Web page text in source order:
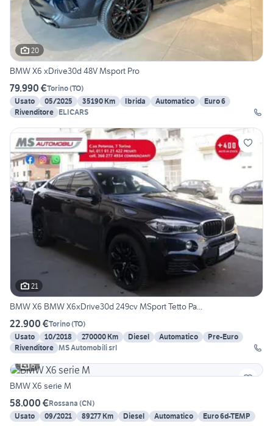
20
BMW X6 xDrive30d 48V Msport Pro
79.990 €Torino(TO)
Usato
05/2025 35190 Km Ibrida Automatico
Euro 6
Rivenditore ELICARS
21
BMW X6 BMW X6xDrive30d 249cv MSport Tetto Pa...
22.900 €Torino(TO)
Usato
10/2018 270000 Km Diesel Automatico
Pre-Euro
Rivenditore MS Automobili srl
6
BMW X6 serie M
58.000 €Rossana (CN)
Usato
09/2021 89277 Km Diesel Automatico Euro 6d-TEMP